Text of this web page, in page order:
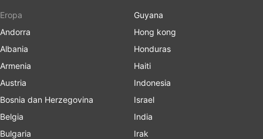
Eropa
Andorra
Albania
Armenia
Austria
Bosnia dan Herzegovina
Belgia
Bulgaria
Guyana
Hong kong
Honduras
Haiti
Indonesia
Israel
India
Irak